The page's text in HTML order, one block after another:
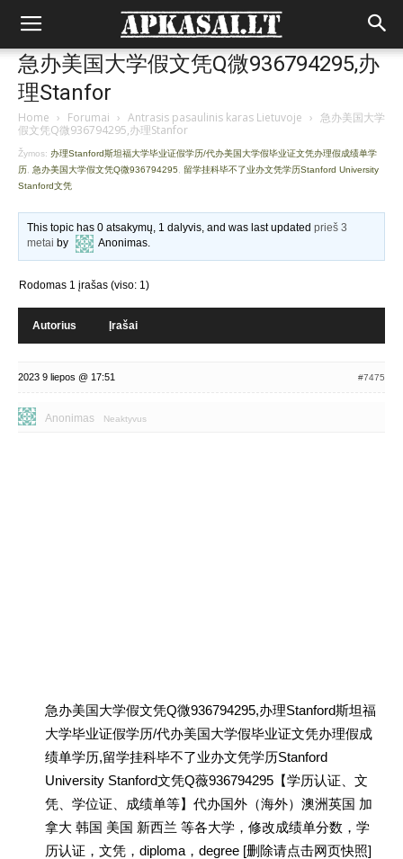
急办美国大学假文凭Q微936794295,办
理Stanfor
Home › Forumai › Antrasis pasaulinis karas Lietuvoje › 急办美国大学
假文凭Q微936794295,办理Stanfor
Žymos: 办理Stanford斯坦福大学毕业证假学历/代办美国大学假毕业证文凭办理假成绩单学
历 急办美国大学假文凭Q微936794295
留学挂科毕不了业办文凭学历Stanford University
Stanford文凭
This topic has 0 atsakymų, 1 dalyvis, and was last updatedprieš 3
metai by Anonimas.
Rodomas 1 įrašas (viso: 1)
Autorius Įrašai
2023 9 liepos @ 17:51 #7475
Anonimas Neaktyvus
急办美国大学假文凭Q微936794295,办理Stanford斯坦福
大学毕业证假学历/代办美国大学假毕业证文凭办理假成
绩单学历,留学挂科毕不了业办文凭学历Stanford
University Stanford文凭Q薇936794295【学历认证、文
凭、学位证、成绩单等】代办国外（海外）澳洲英国 加
拿大 韩国 美国 新西兰 等各大学，修改成绩单分数，学
历认证，文凭，diploma，degree [删除请点击网页快照]